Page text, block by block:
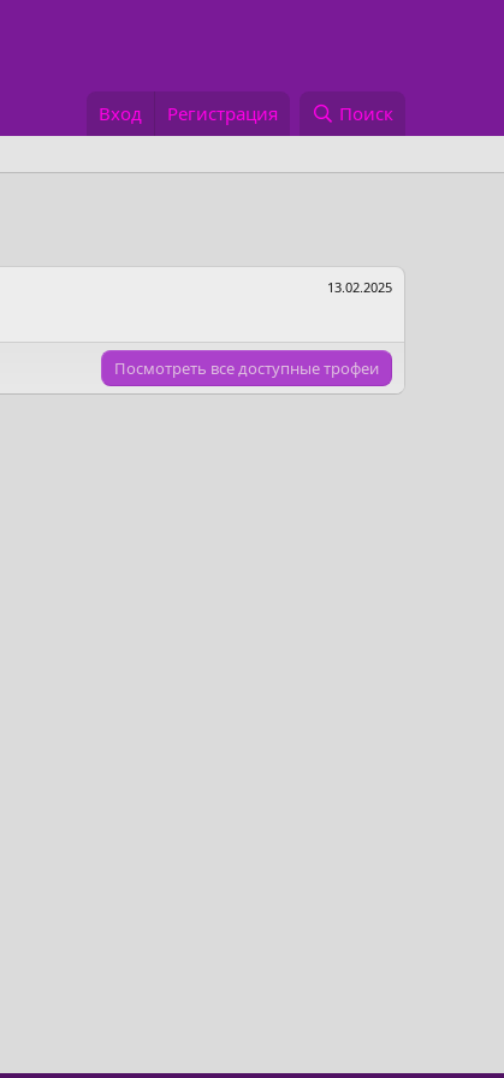
Вход Регистрация Поиск
13.02.2025
Посмотреть все доступные трофеи